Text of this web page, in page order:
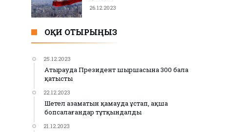
26.12.2023
ОҚИ ОТЫРЫҢЫЗ
25.12.2023
Атырауда Президент шыршасына 300 бала
қатысты
22.12.2023
Шетел азаматын қамауда ұстап, ақша
бопсалағандар тұтқындалды
21.12.2023